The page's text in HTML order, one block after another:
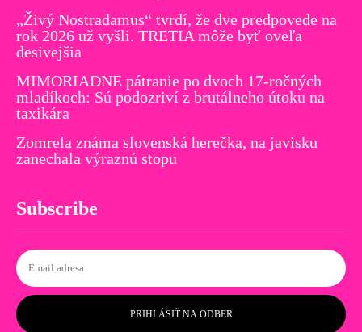
„Živý Nostradamus“ tvrdí, že dve predpovede na
rok 2026 už vyšli. TRETIA môže byť oveľa
desivejšia
MIMORIADNE pátranie po dvoch 17-ročných
mladíkoch: Sú podozriví z brutálneho útoku na
taxikára
Zomrela známa slovenská herečka, na javisku
zanechala výraznú stopu
Subscribe
PRIHLÁSIŤ NA ODBER